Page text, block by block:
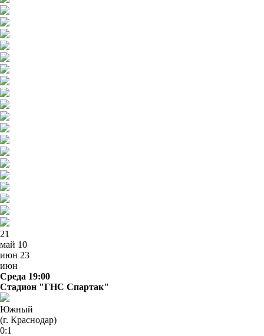
21
май 10
июн 23
июн
Среда 19:00
Стадион "ГНС Спартак"
Южный
(г. Краснодар)
0:1